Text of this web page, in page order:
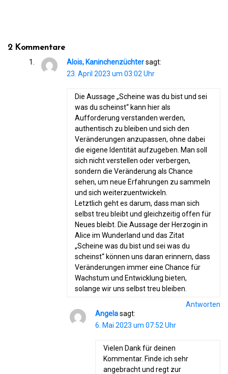
2 Kommentare
Alois, Kaninchenzüchtersagt:
23. April 2023 um 03:02 Uhr
Die Aussage „Scheine was du bist und sei
was du scheinst“ kann hier als
Aufforderung verstanden werden,
authentisch zu bleiben und sich den
Veränderungen anzupassen, ohne dabei
die eigene Identität aufzugeben. Man soll
sich nicht verstellen oder verbergen,
sondern die Veränderung als Chance
sehen, um neue Erfahrungen zu sammeln
und sich weiterzuentwickeln.
Letztlich geht es darum, dass man sich
selbst treu bleibt und gleichzeitig offen für
Neues bleibt. Die Aussage der Herzogin in
Alice im Wunderland und das Zitat
„Scheine was du bist und sei was du
scheinst“ können uns daran erinnern, dass
Veränderungen immer eine Chance für
Wachstum und Entwicklung bieten,
solange wir uns selbst treu bleiben.
Antworten
Angelasagt:
6. Mai 2023 um 07:52 Uhr
Vielen Dank für deinen
Kommentar. Finde ich sehr
angebracht und regt zur